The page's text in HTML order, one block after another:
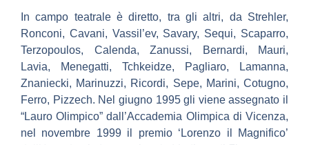
In campo teatrale è diretto, tra gli altri, da Strehler,
Ronconi, Cavani, Vassil’ev, Savary, Sequi, Scaparro,
Terzopoulos, Calenda, Zanussi, Bernardi, Mauri,
Lavia, Menegatti, Tchkeidze, Pagliaro, Lamanna,
Znaniecki, Marinuzzi, Ricordi, Sepe, Marini, Cotugno,
Ferro, Pizzech. Nel giugno 1995 gli viene assegnato il
“Lauro Olimpico” dall’Accademia Olimpica di Vicenza,
nel novembre 1999 il premio ‘Lorenzo il Magnifico’